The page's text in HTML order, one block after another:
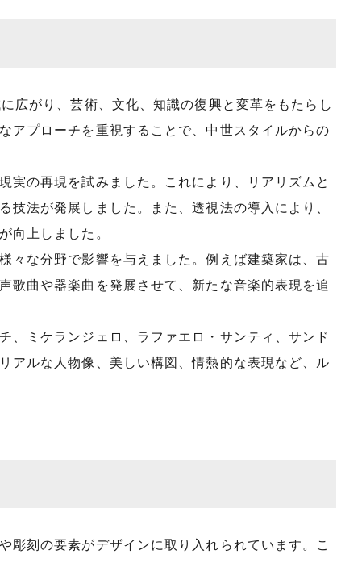
広がり、芸術、文化、知識の復興と変革をもたらし
アプローチを重視することで、中世スタイルからの
実の再現を試みました。これにより、リアリズムと
法が発展しました。また、透視法の導入により、
向上しました。
々な分野で影響を与えました。例えば建築家は、古
歌曲や器楽曲を発展させて、新たな音楽的表現を追
、ミケランジェロ、ラファエロ・サンティ、サンド
アルな人物像、美しい構図、情熱的な表現など、ル
彫刻の要素がデザインに取り入れられています。こ